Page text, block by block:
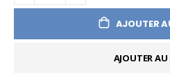
AJOUTER
AJOUTER AU